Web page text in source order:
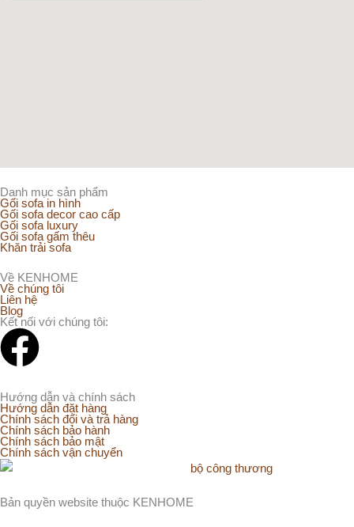
Danh mục sản phẩm
Gối sofa in hình
Gối sofa decor cao cấp
Gối sofa luxury
Gối sofa gấm thêu
Khăn trải sofa
Về KENHOME
Về chúng tôi
Liên hệ
Blog
Kết nối với chúng tôi:
F
a
c
e
b
Hướng dẫn và chính sách
Hướng dẫn đặt hàng
Chính sách đổi và trả hàng
Chính sách bảo hành
Chính sách bảo mật
Chính sách vận chuyển
Bản quyền website thuộc KENHOME